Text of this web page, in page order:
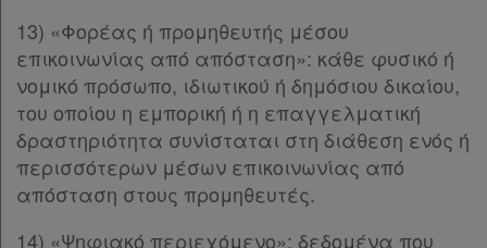
Παρ.4
Παρ.5
Άρθρο 5ιγ
Άρθρο 5ιδ
Άρθρο 5ιε [-]
Παρ.1
Παρ.2
Άρθρο 5ιστ
13) «Φορέας ή προμηθευτής μέσου
επικοινωνίας από απόσταση»: κάθε φυσικό ή
νομικό πρόσωπο, ιδιωτικού ή δημόσιου δικαίου,
του οποίου η εμπορική ή η επαγγελματική
δραστηριότητα συνίσταται στη διάθεση ενός ή
περισσότερων μέσων επικοινωνίας από
απόσταση στους προμηθευτές.
14) «Ψηφιακό περιεχόμενο»: δεδομένα που